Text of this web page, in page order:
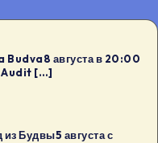
августа в 20:00
Audit […]
Будвы5 августа с